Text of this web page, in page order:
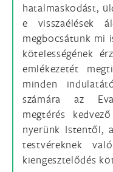
hatalmaskodást,
e visszaélések
megbocsátunk mi
kötelességének
emlékezetét
minden
számára az
megtérés
nyerünk Istentől,
testvéreknek
kiengesztelődés